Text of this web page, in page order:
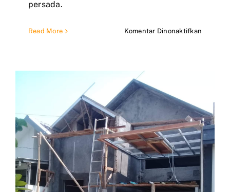
persada.
Read More Komentar Dinonaktifkan